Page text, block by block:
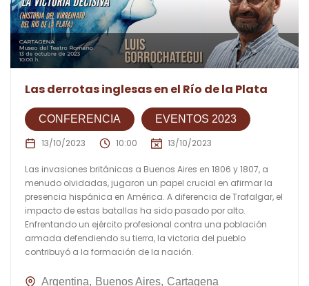
Las derrotas inglesas en el Río de la Plata
CONFERENCIA EVENTOS 2023
13/10/2023 10:00 13/10/2023
Las invasiones británicas a Buenos Aires en 1806 y 1807, a
menudo olvidadas, jugaron un papel crucial en afirmar la
presencia hispánica en América. A diferencia de Trafalgar, el
impacto de estas batallas ha sido pasado por alto.
Enfrentando un ejército profesional contra una población
armada defendiendo su tierra, la victoria del pueblo
contribuyó a la formación de la nación.
Argentina Buenos Aires Cartagena